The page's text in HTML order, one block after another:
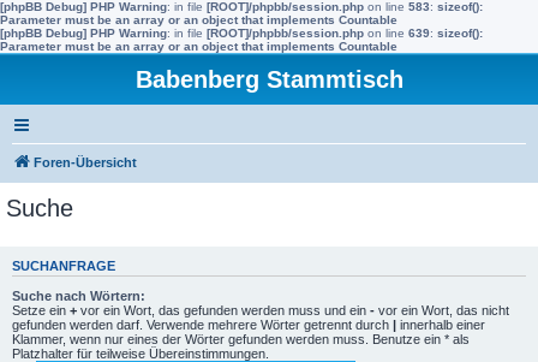
[phpBB Debug] PHP Warning: in file [ROOT]/phpbb/session.php on line 583: sizeof():
Parameter must be an array or an object that implements Countable
[phpBB Debug] PHP Warning: in file [ROOT]/phpbb/session.php on line 639: sizeof():
Parameter must be an array or an object that implements Countable
Babenberg Stammtisch
Foren-Übersicht
Suche
SUCHANFRAGE
Suche nach Wörtern:
Setze ein + vor ein Wort, das gefunden werden muss und ein - vor ein Wort, das nicht
gefunden werden darf. Verwende mehrere Wörter getrennt durch | innerhalb einer
Klammer, wenn nur eines der Wörter gefunden werden muss. Benutze ein * als
Platzhalter für teilweise Übereinstimmungen.